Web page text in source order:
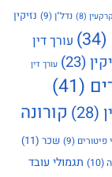
(8) נדל"ן(9)
נזיקין
(34)
עורך דין
(23) עורך דין
(41)
(28)
קורונה
פיטורים (9) שכר (11)
(10)
תגמולי עובד